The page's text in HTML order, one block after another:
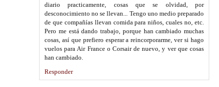
diario practicamente, cosas que se olvidad, por
desconocimiento no se llevan... Tengo uno medio preparado
de que compañías llevan comida para niños, cuales no, etc.
Pero me está dando trabajo, porque han cambiado muchas
cosas, así que prefiero esperar a reincorporarme, ver si hago
vuelos para Air France o Corsair de nuevo, y ver que cosas
han cambiado.
Responder